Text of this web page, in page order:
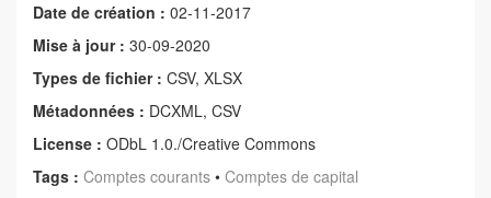
Date de création : 02-11-2017
Mise à jour : 30-09-2020
Types de fichier : CSV, XLSX
Métadonnées : DCXML, CSV
License : ODbL 1.0./Creative Commons
Tags : Comptes courants • Comptes de capital